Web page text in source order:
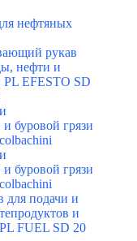
нефтяных
рукав
нефти и
PL EFESTO SD
буровой грязи
буровой грязи
для подачи и
и
FUEL SD 20